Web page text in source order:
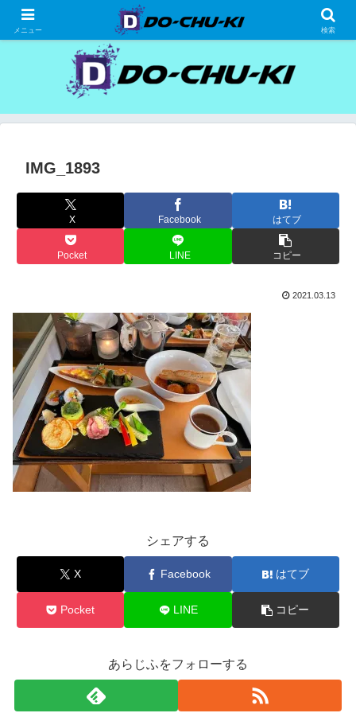
高級ホテルの格安宿泊研究、宿泊記
IMG_1893
X Facebook はてブ
Pocket LINE コピー
2021.03.13
シェアする
X Facebook はてブ
Pocket LINE コピー
あらじふをフォローする
メニュー 検索